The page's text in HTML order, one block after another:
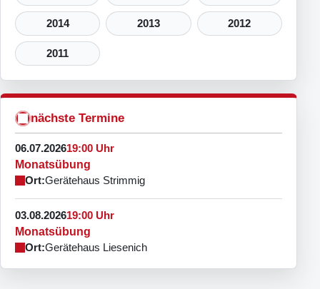
2014 2013 2012
2011
nächste Termine
06.07.202619:00 Uhr
Monatsübung
Ort:Gerätehaus Strimmig
03.08.202619:00 Uhr
Monatsübung
Ort:Gerätehaus Liesenich